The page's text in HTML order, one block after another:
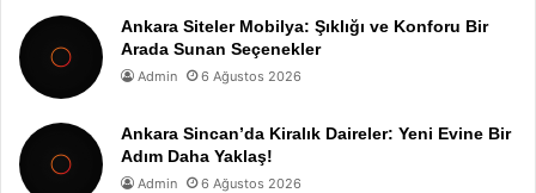
Ankara Siteler Mobilya: Şıklığı ve Konforu Bir
Arada Sunan Seçenekler
Admin 6 Ağustos 2026
Ankara Sincan’da Kiralık Daireler: Yeni Evine Bir
Adım Daha Yaklaş!
Admin 6 Ağustos 2026